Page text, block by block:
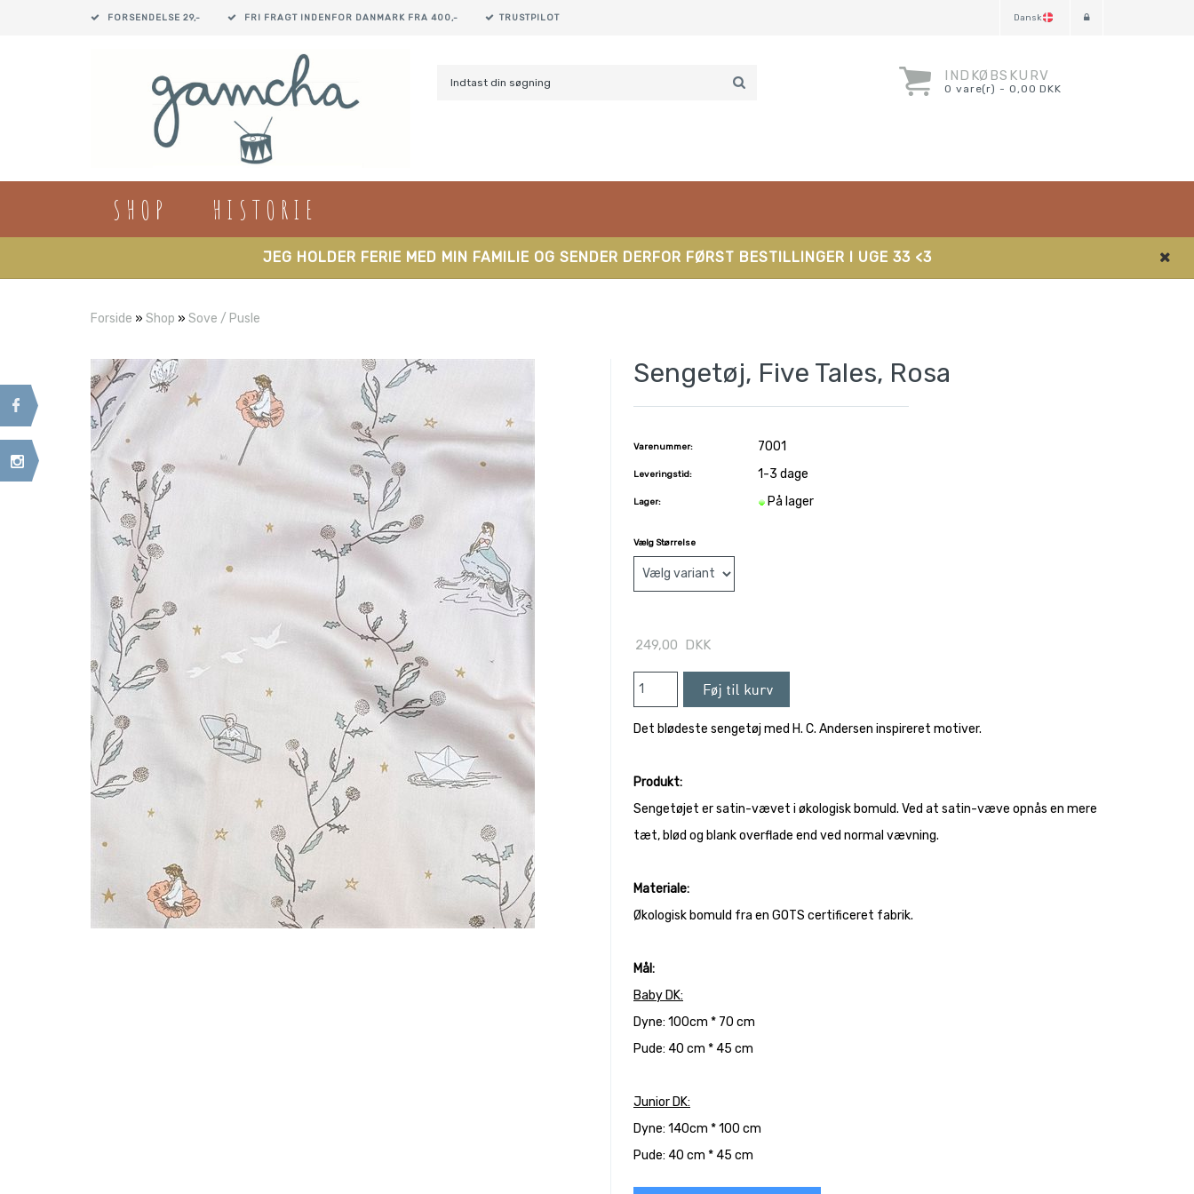
FORSENDELSE 29,- FRI FRAGT INDENFOR DANMARK FRA 400,- TRUSTPILOT Dansk
INDKØBSKURV
0 vare(r) - 0,00 DKK
SHOP HISTORIE
JEG HOLDER FERIE MED MIN FAMILIE OG SENDER DERFOR FØRST BESTILLINGER I UGE 33 <3
Forside » Shop » Sove / Pusle
Sengetøj, Five Tales, Rosa
Varenummer: 7001
Leveringstid: 1-3 dage
Lager: På lager
Vælg Størrelse
249,00 DKK
Det blødeste sengetøj med H. C. Andersen inspireret motiver.
Produkt:
Sengetøjet er satin-vævet i økologisk bomuld. Ved at satin-væve opnås en mere
tæt, blød og blank overflade end ved normal vævning.
Materiale:
Økologisk bomuld fra en GOTS certificeret fabrik.
Mål:
Baby DK:
Dyne: 100cm * 70 cm
Pude: 40 cm * 45 cm
Junior DK:
Dyne: 140cm * 100 cm
Pude: 40 cm * 45 cm